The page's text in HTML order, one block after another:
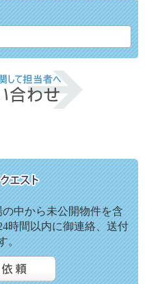
中から未公開物件を含
時間以内に御連絡、送付
。